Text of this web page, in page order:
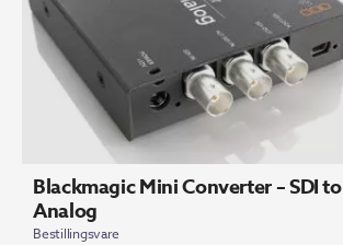
Blackmagic Mini Converter – SDI to
Analog
Bestillingsvare